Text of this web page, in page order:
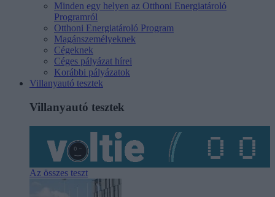
Minden egy helyen az Otthoni Energiatároló
Programról
Otthoni Energiatároló Program
Magánszemélyeknek
Cégeknek
Céges pályázat hírei
Korábbi pályázatok
Villanyautó tesztek
Villanyautó tesztek
Az összes teszt